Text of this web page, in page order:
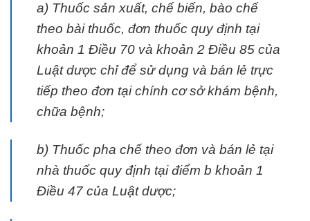
a) Thuốc sản xuất, chế biến, bào chế
theo bài thuốc, đơn thuốc quy định tại
khoản 1 Điều 70 và khoản 2 Điều 85 của
Luật dược chỉ để sử dụng và bán lẻ trực
tiếp theo đơn tại chính cơ sở khám bệnh,
chữa bệnh;
b) Thuốc pha chế theo đơn và bán lẻ tại
nhà thuốc quy định tại điểm b khoản 1
Điều 47 của Luật dược;